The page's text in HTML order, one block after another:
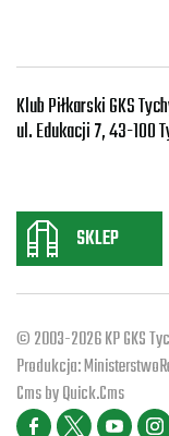
Klub Piłkarski GKS
ul. Edukacji 7, 43-100
SKLEP
© 2003-2026 KP GKS
Produkcja:
Cms byQuick.Cms